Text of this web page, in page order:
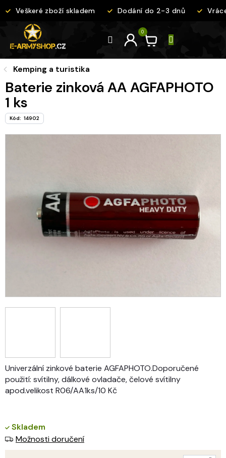
na Veškeré zboží skladem Dodání do 2-3 dnů
Kemping a turistika
Baterie zinková AA AGFAPHOTO
1 ks
Kód: 14902
Univerzální zinkové baterie AGFAPHOTO.Doporučené
použití: svítilny, dálkové ovladače, čelové svítilny
apod.velikost R06/AA1ks/10 Kč
Skladem
Možnosti doručení